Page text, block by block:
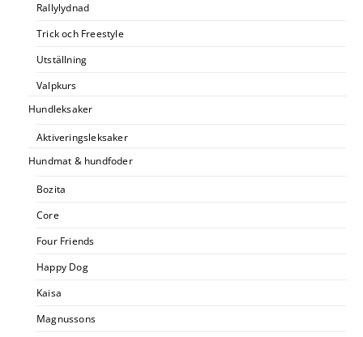
Rallylydnad
Trick och Freestyle
Utställning
Valpkurs
Hundleksaker
Aktiveringsleksaker
Hundmat & hundfoder
Bozita
Core
Four Friends
Happy Dog
Kaisa
Magnussons